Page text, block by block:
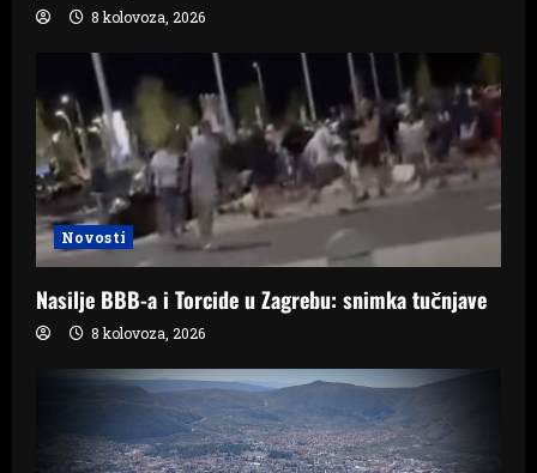
8 kolovoza, 2026
Novosti
Nasilje BBB-a i Torcide u Zagrebu: snimka tučnjave
8 kolovoza, 2026